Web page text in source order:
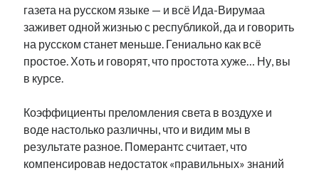
Михаил Стальнухин:
Отзывы и предложения по блогу:
газета на русском языке — и всё Ида-Вирумаа
заживет одной жизнью с республикой, да и говорить
на русском станет меньше. Гениально как всё
простое. Хоть и говорят, что простота хуже… Ну, вы
в курсе.
Коэффициенты преломления света в воздухе и
воде настолько различны, что и видим мы в
результате разное. Померантс считает, что
компенсировав недостаток «правильных» знаний